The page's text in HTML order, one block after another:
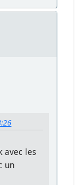
avec les
un